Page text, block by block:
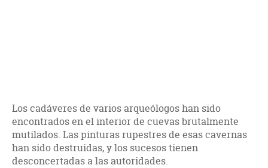
Los cadáveres de varios arqueólogos han sido
encontrados en el interior de cuevas brutalmente
mutilados. Las pinturas rupestres de esas cavernas
han sido destruidas, y los sucesos tienen
desconcertadas a las autoridades.